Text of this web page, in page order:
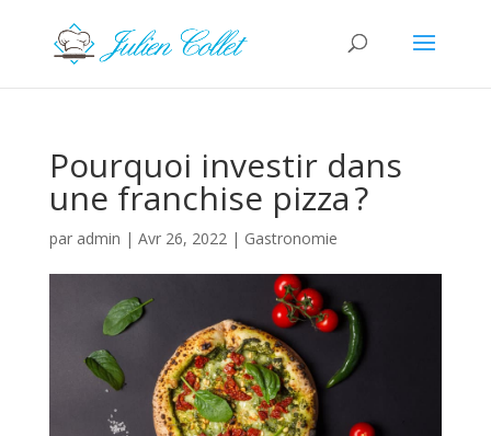
Pourquoi investir dans
une franchise pizza ?
par admin | Avr 26, 2022| Gastronomie